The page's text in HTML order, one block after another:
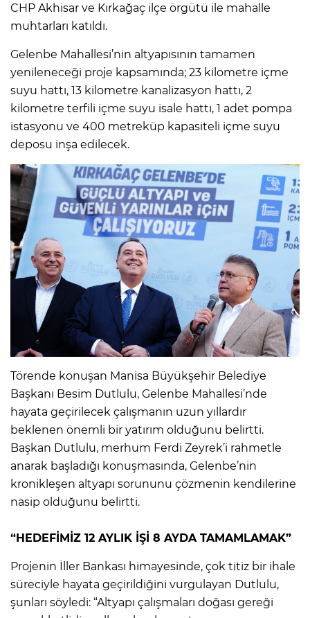
CHP Akhisar ve Kırkağaç ilçe örgütü ile mahalle
muhtarları katıldı.
Gelenbe Mahallesi’nin altyapısının tamamen
yenileneceği proje kapsamında; 23 kilometre içme
suyu hattı, 13 kilometre kanalizasyon hattı, 2
kilometre terfili içme suyu isale hattı, 1 adet pompa
istasyonu ve 400 metreküp kapasiteli içme suyu
deposu inşa edilecek.
‎Törende konuşan Manisa Büyükşehir Belediye
Başkanı Besim Dutlulu, Gelenbe Mahallesi’nde
hayata geçirilecek çalışmanın uzun yıllardır
beklenen önemli bir yatırım olduğunu belirtti.
Başkan Dutlulu, merhum Ferdi Zeyrek’i rahmetle
anarak başladığı konuşmasında, Gelenbe’nin
kronikleşen altyapı sorununu çözmenin kendilerine
nasip olduğunu belirtti.
“HEDEFİMİZ 12 AYLIK İŞİ 8 AYDA TAMAMLAMAK”
Projenin İller Bankası himayesinde, çok titiz bir ihale
süreciyle hayata geçirildiğini vurgulayan Dutlulu,
şunları söyledi: “Altyapı çalışmaları doğası gereği